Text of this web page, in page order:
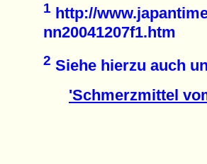
1 http://
nn20041207f1.htm
2 Siehe hierzu auch
'Schmerzmittel